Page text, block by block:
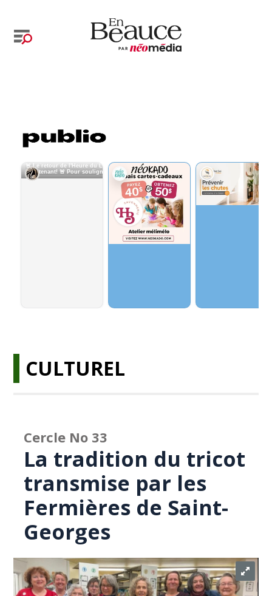
CULTUREL
Cercle No 33
La tradition du tricot
transmise par les
Fermières de Saint-
Georges